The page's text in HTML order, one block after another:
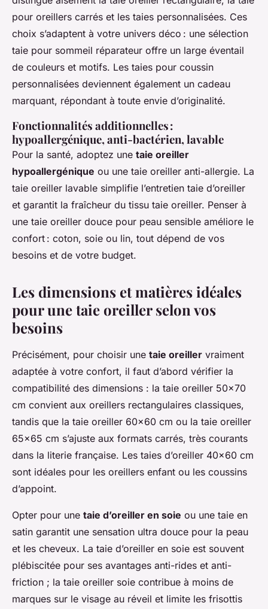
pour oreillers carrés et les taies personnalisées. Ces
choix s’adaptent à votre univers déco : une sélection
taie pour sommeil réparateur offre un large éventail
de couleurs et motifs. Les taies pour coussin
personnalisées deviennent également un cadeau
marquant, répondant à toute envie d’originalité.
Fonctionnalités additionnelles :
hypoallergénique, anti-bactérien, lavable
Pour la santé, adoptez une taie oreiller
hypoallergénique ou une taie oreiller anti-allergie. La
taie oreiller lavable simplifie l’entretien taie d’oreiller
et garantit la fraîcheur du tissu taie oreiller. Penser à
une taie oreiller douce pour peau sensible améliore le
confort : coton, soie ou lin, tout dépend de vos
besoins et de votre budget.
Les dimensions et matières idéales
pour une taie oreiller selon vos
besoins
Précisément, pour choisir une taie oreiller vraiment
adaptée à votre confort, il faut d’abord vérifier la
compatibilité des dimensions : la taie oreiller 50x70
cm convient aux oreillers rectangulaires classiques,
tandis que la taie oreiller 60x60 cm ou la taie oreiller
65x65 cm s’ajuste aux formats carrés, très courants
dans la literie française. Les taies d’oreiller 40x60 cm
sont idéales pour les oreillers enfant ou les coussins
d’appoint.
Opter pour une taie d’oreiller en soie ou une taie en
satin garantit une sensation ultra douce pour la peau
et les cheveux. La taie d’oreiller en soie est souvent
plébiscitée pour ses avantages anti-rides et anti-
friction ; la taie oreiller soie contribue à moins de
marques sur le visage au réveil et limite les frisottis